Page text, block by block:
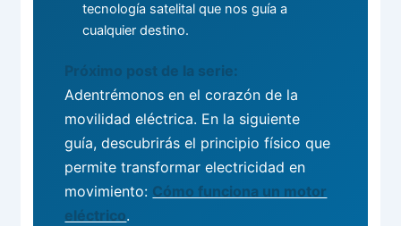
tecnología satelital que nos guía a
cualquier destino.
Próximo post de la serie:
Adentrémonos en el corazón de la
movilidad eléctrica. En la siguiente
guía, descubrirás el principio físico que
permite transformar electricidad en
movimiento: Cómo funciona un motor
eléctrico.